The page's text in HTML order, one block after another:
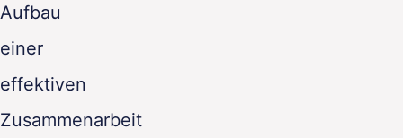
Aufbau
einer
effektiven
Zusammenarbeit